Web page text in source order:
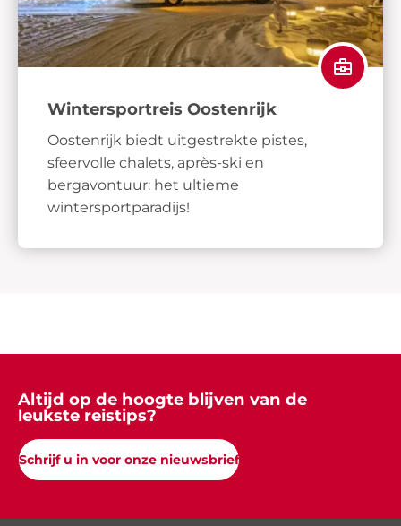
Wintersportreis Oostenrijk
Oostenrijk biedt uitgestrekte pistes,
sfeervolle chalets, après-ski en
bergavontuur: het ultieme
wintersportparadijs!
Altijd op de hoogte blijven van de
leukste reistips?
Schrijf u in voor onze nieuwsbrief